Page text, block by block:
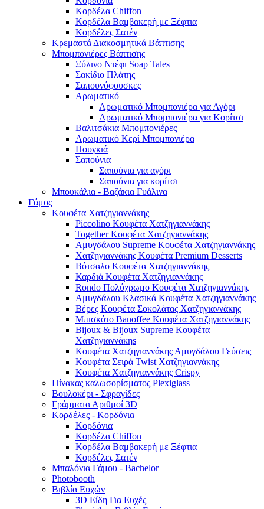
Κορδέλα Chiffon
Κορδέλα Βαμβακερή με Ξέφτια
Κορδέλες Σατέν
Κρεμαστά Διακοσμητικά Βάπτισης
Μπομπονιέρες Βάπτισης
Ξύλινο Ντέφι Soap Tales
Σακίδιο Πλάτης
Σαπουνόφουσκες
Αρωματικό
Αρωματικό Μπομπονιέρα για Αγόρι
Αρωματικό Μπομπονιέρα για Κορίτσι
Βαλιτσάκια Μπομπονιέρες
Αρωματικό Κερί Μπομπονιέρα
Πουγκιά
Σαπούνια
Σαπούνια για αγόρι
Σαπούνια για κορίτσι
Μπουκάλια - Βαζάκια Γυάλινα
Γάμος
Κουφέτα Χατζηγιαννάκης
Piccolino Κουφέτα Χατζηγιαννάκης
Together Κουφέτα Χατζηγιαννάκης
Αμυγδάλου Supreme Κουφέτα Χατζηγιαννάκης
Χατζηγιαννάκης Κουφέτα Premium Desserts
Βότσαλο Κουφέτα Χατζηγιαννάκης
Καρδιά Κουφέτα Χατζηγιαννάκης
Rondo Πολύχρωμο Κουφέτα Χατζηγιαννάκης
Αμυγδάλου Κλασικά Κουφέτα Χατζηγιαννάκης
Βέρες Κουφέτα Σοκολάτας Χατζηγιαννάκης
Μπισκότο Banoffee Κουφέτα Χατζηγιαννάκης
Bijoux & Bijoux Supreme Κουφέτα
Χατζηγιαννάκηs
Κουφέτα Χατζηγιαννάκης Αμυγδάλου Γεύσεις
Κουφέτα Σειρά Twist Χατζηγιαννάκης
Κουφέτα Χατζηγιαννάκης Crispy
Πίνακας καλωσορίσματος Plexiglass
Βουλοκέρι - Σφραγίδες
Γράμματα Αριθμοί 3D
Κορδέλες - Κορδόνια
Κορδόνια
Κορδέλα Chiffon
Κορδέλα Βαμβακερή με Ξέφτια
Κορδέλες Σατέν
Μπαλόνια Γάμου - Bachelor
Photobooth
Βιβλία Ευχών
3D Είδη Για Ευχές